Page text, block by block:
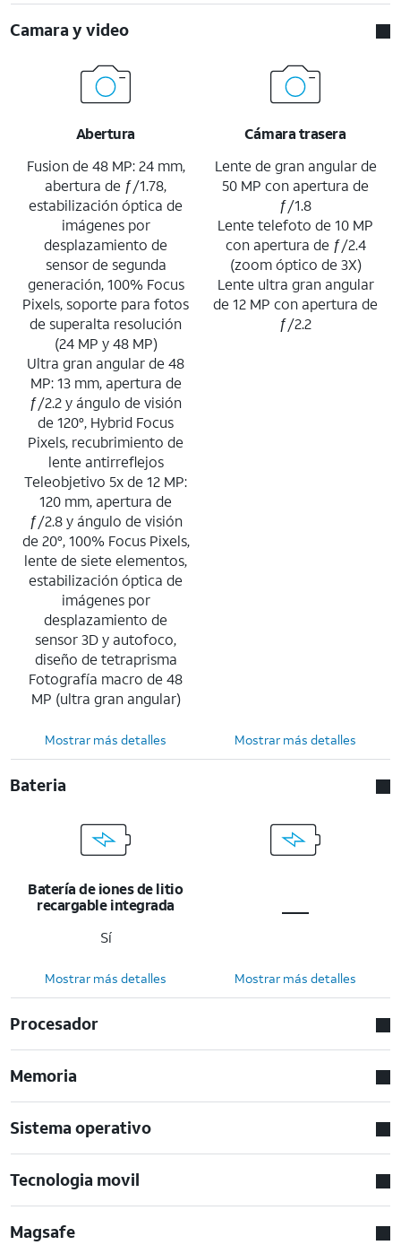
Camara y video
Abertura
Fusion de 48 MP: 24 mm,
abertura de ƒ/1.78,
estabilización óptica de
imágenes por
desplazamiento de
sensor de segunda
generación, 100% Focus
Pixels, soporte para fotos
de superalta resolución
(24 MP y 48 MP)
Ultra gran angular de 48
MP: 13 mm, apertura de
ƒ/2.2 y ángulo de visión
de 120°, Hybrid Focus
Pixels, recubrimiento de
lente antirreflejos
Teleobjetivo 5x de 12 MP:
120 mm, apertura de
ƒ/2.8 y ángulo de visión
de 20°, 100% Focus Pixels,
lente de siete elementos,
estabilización óptica de
imágenes por
desplazamiento de
sensor 3D y autofoco,
diseño de tetraprisma
Fotografía macro de 48
MP (ultra gran angular)
Cámara trasera
Lente de gran angular de
50 MP con apertura de
ƒ/1.8
Lente telefoto de 10 MP
con apertura de ƒ/2.4
(zoom óptico de 3X)
Lente ultra gran angular
de 12 MP con apertura de
ƒ/2.2
Mostrar más detalles Mostrar más detalles
Bateria
Batería de iones de litio
recargable integrada
Sí
Mostrar más detalles Mostrar más detalles
Procesador
Memoria
Sistema operativo
Tecnologia movil
Magsafe